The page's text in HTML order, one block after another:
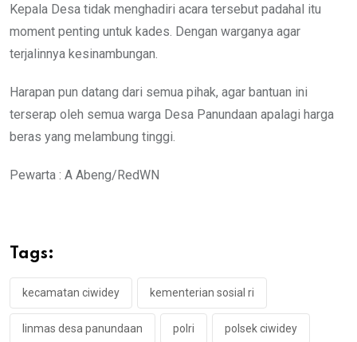
Kepala Desa tidak menghadiri acara tersebut padahal itu
moment penting untuk kades. Dengan warganya agar
terjalinnya kesinambungan.
Harapan pun datang dari semua pihak, agar bantuan ini
terserap oleh semua warga Desa Panundaan apalagi harga
beras yang melambung tinggi.
Pewarta : A Abeng/RedWN
Tags:
kecamatan ciwidey kementerian sosial ri
linmas desa panundaan polri polsek ciwidey